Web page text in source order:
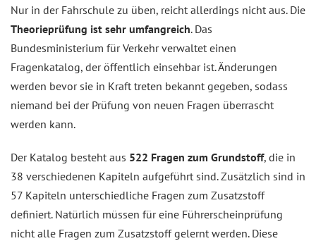
Nur in der Fahrschule zu üben, reicht allerdings nicht aus. Die
Theorieprüfung ist sehr umfangreich. Das
Bundesministerium für Verkehr verwaltet einen
Fragenkatalog, der öffentlich einsehbar ist. Änderungen
werden bevor sie in Kraft treten bekannt gegeben, sodass
niemand bei der Prüfung von neuen Fragen überrascht
werden kann.
Der Katalog besteht aus 522 Fragen zum Grundstoff, die in
38 verschiedenen Kapiteln aufgeführt sind. Zusätzlich sind in
57 Kapiteln unterschiedliche Fragen zum Zusatzstoff
definiert. Natürlich müssen für eine Führerscheinprüfung
nicht alle Fragen zum Zusatzstoff gelernt werden. Diese